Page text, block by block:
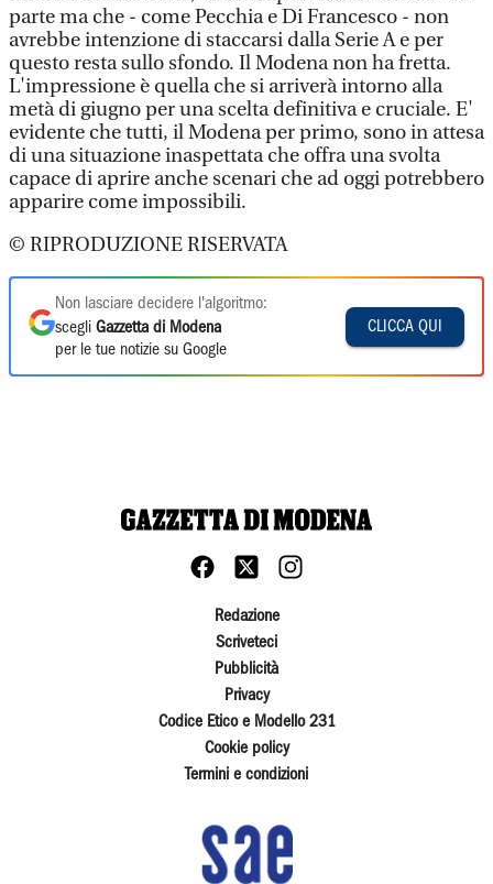
parte ma che - come Pecchia e Di Francesco - non
avrebbe intenzione di staccarsi dalla Serie A e per
questo resta sullo sfondo. Il Modena non ha fretta.
L'impressione è quella che si arriverà intorno alla
metà di giugno per una scelta definitiva e cruciale. E'
evidente che tutti, il Modena per primo, sono in attesa
di una situazione inaspettata che offra una svolta
capace di aprire anche scenari che ad oggi potrebbero
apparire come impossibili.
© RIPRODUZIONE RISERVATA
Non lasciare decidere l'algoritmo:
scegli Gazzetta di Modena
per le tue notizie su Google
CLICCA QUI
Redazione
Scriveteci
Pubblicità
Privacy
Codice Etico e Modello 231
Cookie policy
Termini e condizioni